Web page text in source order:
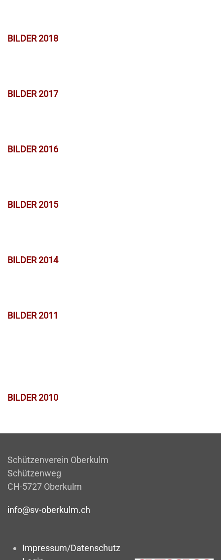
BILDER 2018
BILDER 2017
BILDER 2016
BILDER 2015
BILDER 2014
BILDER 2011
BILDER 2010
Schützenverein Oberkulm
Schützenweg
CH-5727 Oberkulm
info@sv-oberkulm.ch
Impressum/Datenschutz